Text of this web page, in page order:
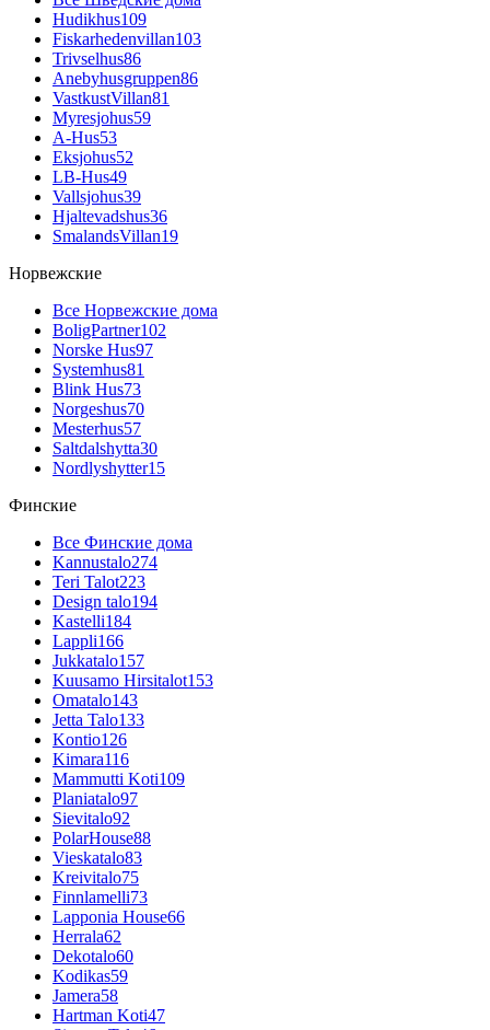
Hudikhus109
Fiskarhedenvillan103
Trivselhus86
Anebyhusgruppen86
VastkustVillan81
Myresjohus59
A-Hus53
Eksjohus52
LB-Hus49
Vallsjohus39
Hjaltevadshus36
SmalandsVillan19
Норвежские
Все Норвежские дома
BoligPartner102
Norske Hus97
Systemhus81
Blink Hus73
Norgeshus70
Mesterhus57
Saltdalshytta30
Nordlyshytter15
Финские
Все Финские дома
Kannustalo274
Teri Talot223
Design talo194
Kastelli184
Lappli166
Jukkatalo157
Kuusamo Hirsitalot153
Omatalo143
Jetta Talo133
Kontio126
Kimara116
Mammutti Koti109
Planiatalo97
Sievitalo92
PolarHouse88
Vieskatalo83
Kreivitalo75
Finnlamelli73
Lapponia House66
Herrala62
Dekotalo60
Kodikas59
Jamera58
Hartman Koti47